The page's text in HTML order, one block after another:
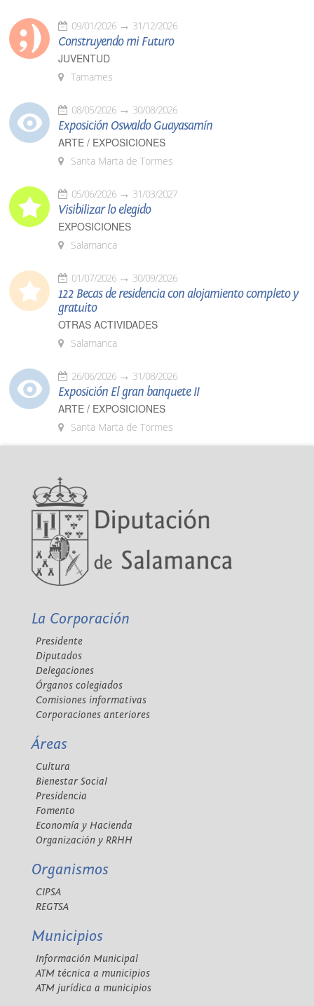
09/01/2026 31/12/2026
Construyendo mi Futuro
JUVENTUD
Tamames
08/05/2026 30/08/2026
Exposición Oswaldo Guayasamín
ARTE / EXPOSICIONES
Santa Marta de Tormes
05/06/2026 31/03/2027
Visibilizar lo elegido
EXPOSICIONES
Salamanca
01/07/2026 30/09/2026
122 Becas de residencia con alojamiento completo y
gratuito
OTRAS ACTIVIDADES
Salamanca
26/06/2026 31/08/2026
Exposición El gran banquete II
ARTE / EXPOSICIONES
Santa Marta de Tormes
La Corporación
Presidente
Diputados
Delegaciones
Órganos colegiados
Comisiones informativas
Corporaciones anteriores
Áreas
Cultura
Bienestar Social
Presidencia
Fomento
Economía y Hacienda
Organización y RRHH
Organismos
CIPSA
REGTSA
Municipios
Información Municipal
ATM técnica a municipios
ATM jurídica a municipios